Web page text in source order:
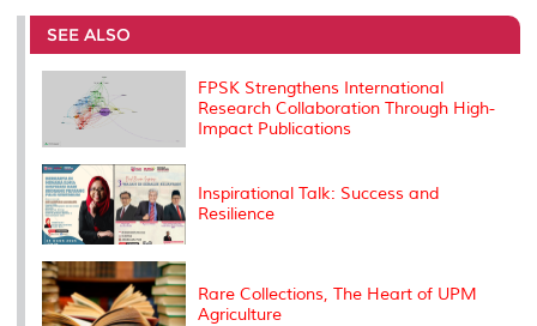
e
b
o
o
k
t
r
e
I
l
L
n
P
e
s
t
SEE ALSO
FPSK Strengthens International
Research Collaboration Through High-
Impact Publications
Inspirational Talk: Success and
Resilience
Rare Collections, The Heart of UPM
Agriculture